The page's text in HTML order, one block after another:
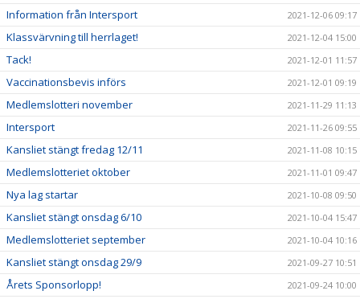
Information från Intersport 2021-12-06 09:17
Klassvärvning till herrlaget! 2021-12-04 15:00
Tack! 2021-12-01 11:57
Vaccinationsbevis införs 2021-12-01 09:19
Medlemslotteri november 2021-11-29 11:13
Intersport 2021-11-26 09:55
Kansliet stängt fredag 12/11 2021-11-08 10:15
Medlemslotteriet oktober 2021-11-01 09:47
Nya lag startar 2021-10-08 09:50
Kansliet stängt onsdag 6/10 2021-10-04 15:47
Medlemslotteriet september 2021-10-04 10:16
Kansliet stängt onsdag 29/9 2021-09-27 10:51
Årets Sponsorlopp! 2021-09-24 10:00